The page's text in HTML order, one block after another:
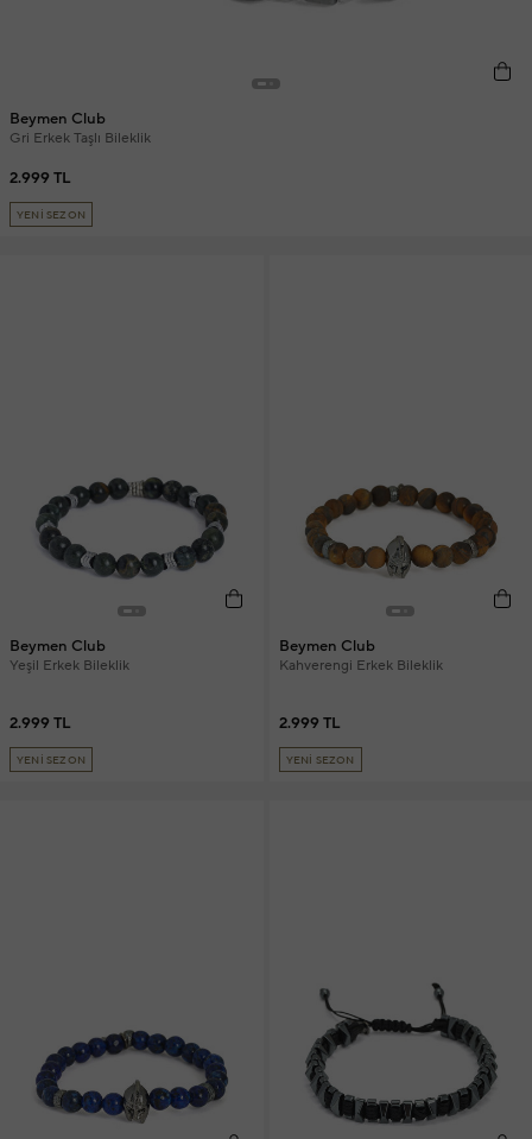
Beymen Club
Gri Erkek Taşlı Bileklik
2.999 TL
YENİ SEZON
Beymen Club
Yeşil Erkek Bileklik
2.999 TL
YENİ SEZON
Beymen Club
Kahverengi Erkek Bileklik
2.999 TL
YENİ SEZON